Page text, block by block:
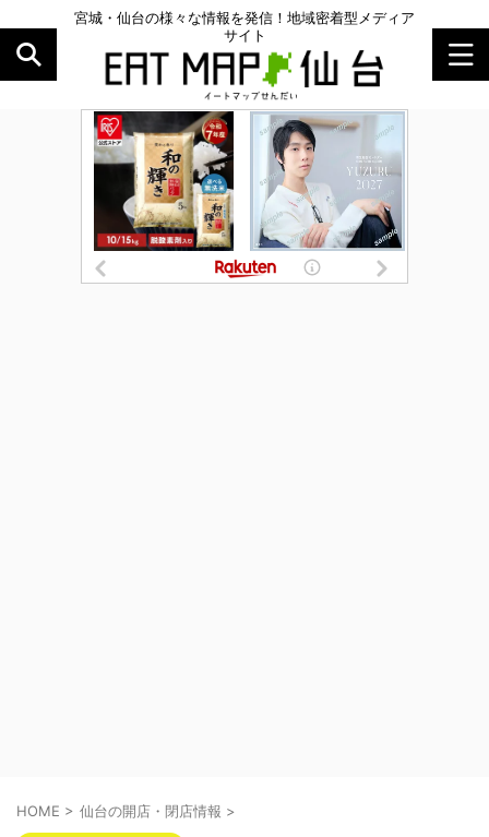
宮城・仙台の様々な情報を発信！地域密着型メディア
サイト
HOME > 仙台の開店・閉店情報 >